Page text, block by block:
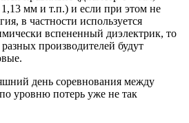
мм и т.п.) и если при этом не
в частности используется
вспененный диэлектрик, то
производителей будут
день соревнования между
уровню потерь уже не так